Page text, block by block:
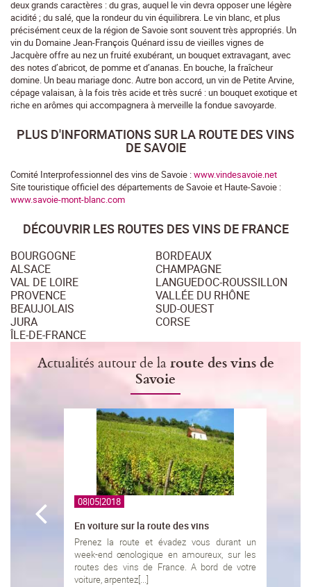
deux grands caractères : du gras, auquel le vin devra opposer une légère
acidité ; du salé, que la rondeur du vin équilibrera. Le vin blanc, et plus
précisément ceux de la région de Savoie sont souvent très appropriés. Un
vin du Domaine Jean-François Quénard issu de vieilles vignes de
Jacquère offre au nez un fruité exubérant, un bouquet extravagant, avec
des notes d’abricot, de pomme et d’ananas. En bouche, la fraîcheur
domine. Un beau mariage donc. Autre bon accord, un vin de Petite Arvine,
cépage valaisan, à la fois très acide et très sucré : un bouquet exotique et
riche en arômes qui accompagnera à merveille la fondue savoyarde.
PLUS D'INFORMATIONS SUR LA ROUTE DES VINS
DE SAVOIE
Comité Interprofessionnel des vins de Savoie :www.vindesavoie.net
Site touristique officiel des départements de Savoie et Haute-Savoie :
www.savoie-mont-blanc.com
DÉCOUVRIR LES ROUTES DES VINS DE FRANCE
BOURGOGNE
BORDEAUX
ALSACE
CHAMPAGNE
VAL DE LOIRE
LANGUEDOC-ROUSSILLON
PROVENCE
VALLÉE DU RHÔNE
BEAUJOLAIS
SUD-OUEST
JURA
CORSE
ÎLE-DE-FRANCE
Actualités autour de laroute des vins de
Savoie
08|05|2018
En voiture sur la route des vins
Prenez la route et évadez vous durant un
week-end œnologique en amoureux, sur les
routes des vins de France. A bord de votre
voiture, arpentez[...]